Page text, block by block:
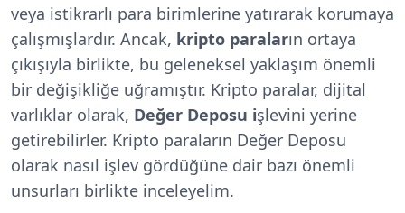
veya istikrarlı para birimlerine yatırarak korumaya
çalışmışlardır. Ancak, kripto paraların ortaya
çıkışıyla birlikte, bu geleneksel yaklaşım önemli
bir değişikliğe uğramıştır. Kripto paralar, dijital
varlıklar olarak, Değer Deposu işlevini yerine
getirebilirler. Kripto paraların Değer Deposu
olarak nasıl işlev gördüğüne dair bazı önemli
unsurları birlikte inceleyelim.